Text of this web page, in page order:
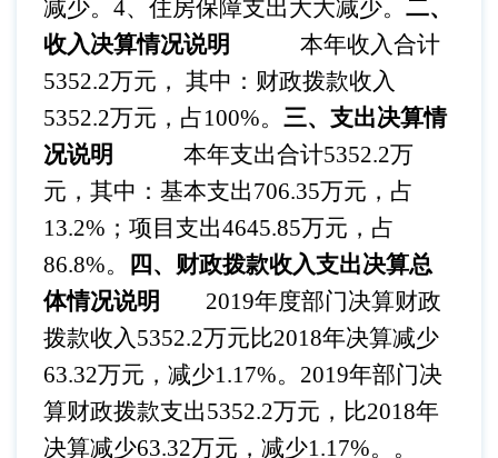
减少。4、住房保障支出大大减少。 二、
收入决算情况说明
本年收入合计
5352.2万元， 其中：财政拨款收入
5352.2万元，占100%。 三、支出决算情
况说明
本年支出合计5352.2万
元，其中：基本支出706.35万元，占
13.2%；项目支出4645.85万元，占
86.8%。
四、财政拨款收入支出决算总
体情况说明
2019年度部门决算财政
拨款收入5352.2万元比2018年决算减少
63.32万元，减少1.17%。2019年部门决
算财政拨款支出5352.2万元，比2018年
决算减少63.32万元，减少1.17%。。